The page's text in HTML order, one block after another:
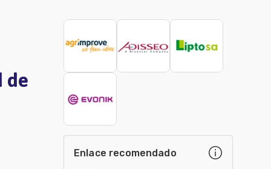
de
Enlace recomendado